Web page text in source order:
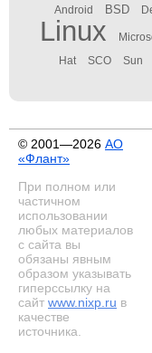
Android BSD
Linux
Hat SCO Sun
© 2001—2026 АО
«Флант»
При полном или
частичном
использовании
любых материалов
с сайта вы
обязаны явным
образом указывать
гиперссылку на
сайт www.nixp.ru в
качестве
источника.